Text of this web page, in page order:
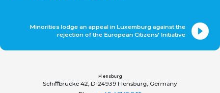
Minorities lodge an appeal in Luxemburg against the
rejection of the European Citizens’ Initiative
Flensburg
Schiﬀbrücke 42, D-24939 Flensburg, Germany